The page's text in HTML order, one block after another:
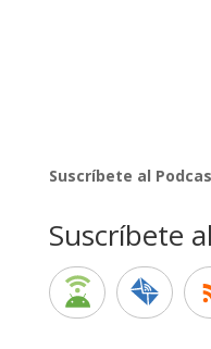
Suscríbete al
Suscríbete